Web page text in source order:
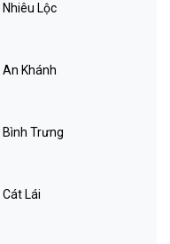
Lộc
Khánh
Trưng
Lái